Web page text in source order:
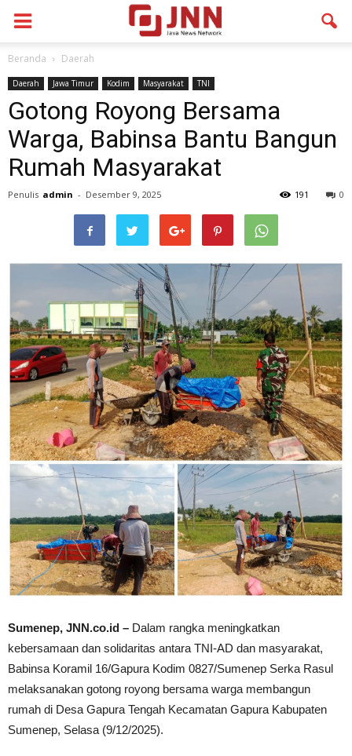
Beranda Daerah
Daerah Jawa Timur Kodim Masyarakat TNI
Gotong Royong Bersama
Warga, Babinsa Bantu Bangun
Rumah Masyarakat
Penulis admin - Desember 9, 2025 0
191
Sumenep, JNN.co.id – Dalam rangka meningkatkan
kebersamaan dan solidaritas antara TNI-AD dan masyarakat,
Babinsa Koramil 16/Gapura Kodim 0827/Sumenep Serka Rasul
melaksanakan gotong royong bersama warga membangun
rumah di Desa Gapura Tengah Kecamatan Gapura Kabupaten
Sumenep, Selasa (9/12/2025).